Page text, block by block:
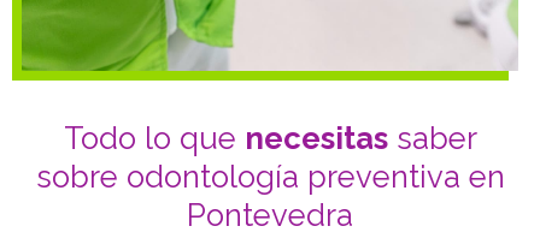
Todo lo que necesitassaber
sobre odontología preventiva en
Pontevedra